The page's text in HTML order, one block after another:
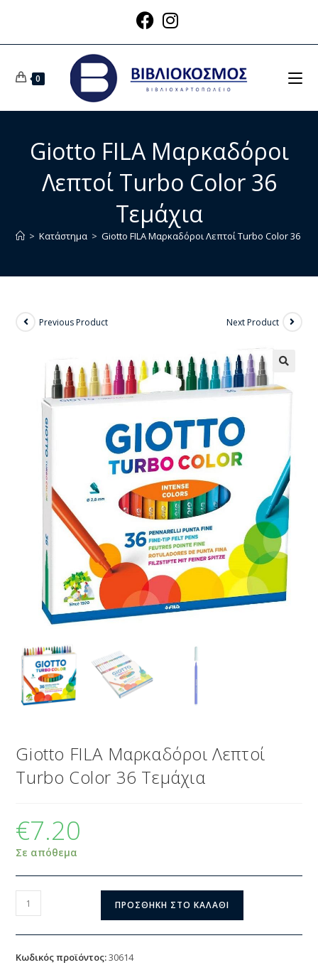
0
Giotto FILA Μαρκαδόροι
Λεπτοί Turbo Color 36
Τεμάχια
> Κατάστημα > Giotto FILA Μαρκαδόροι Λεπτοί Turbo Color 36
Previous Product Next Product
Giotto FILA Μαρκαδόροι Λεπτοί
Turbo Color 36 Τεμάχια
€7.20
Σε απόθεμα
ΠΡΟΣΘΉΚΗ ΣΤΟ ΚΑΛΆΘΙ
Κωδικός προϊόντος:30614